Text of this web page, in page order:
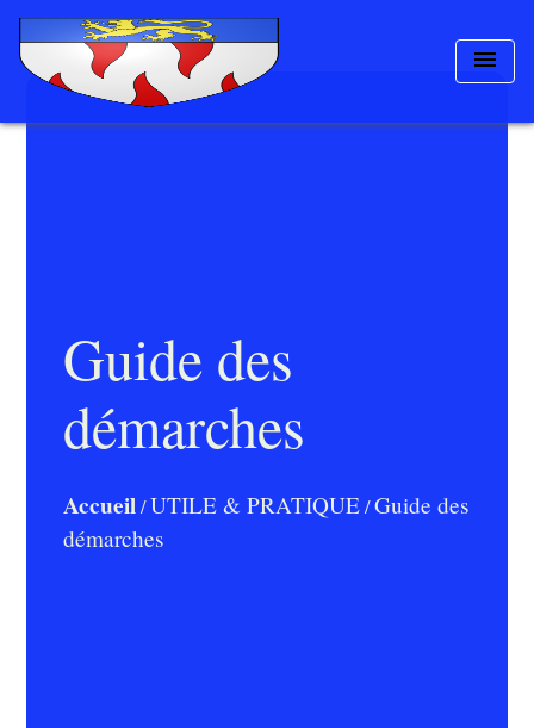
menu
Guide des
démarches
Accueil/UTILE & PRATIQUE/Guide des
démarches